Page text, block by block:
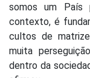
somos um País
contexto, é
cultos de
muita
dentro da